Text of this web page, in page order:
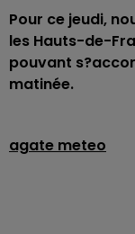
Pour ce jeudi,
les Hauts-de-
pouvant
matinée.
agate meteo